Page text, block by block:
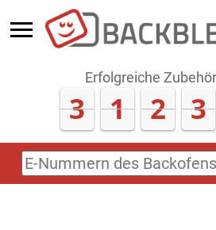
Erfolgreiche
3 1 2 3
E-
Nummern